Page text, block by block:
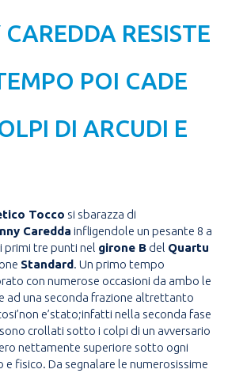
RESISTE
POI CADE
DI ARCUDI E
Tocco si sbarazza di
Caredda infligendole un pesante 8 a
primi tre punti nel girone B del Quartu
Standard. Un primo tempo
con numerose occasioni da ambo le
ad una seconda frazione altrettanto
e’stato;infatti nella seconda fase
sono crollati sotto i colpi di un avversario
nettamente superiore sotto ogni
fisico. Da segnalare le numerosissime